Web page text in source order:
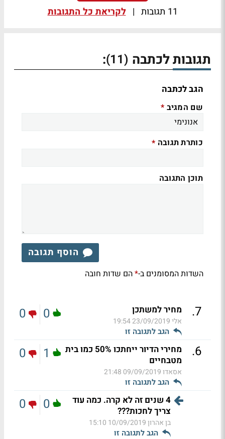
11 תגובות | לקריאת כל התגובות
תגובות לכתבה (11)
:
הגב לכתבה
שם המגיב *
כותרת תגובה *
תוכן התגובה
הוסף תגובה
השדות המסומנים ב-*הם שדות חובה
7
. מחיר למשתכן
אלי23/09/2019 19:54
הגב לתגובה זו
0
0
6
.
מחירי הדיור ייחתכו 50% כמו בית
מטבחיים
אסאדו09/09/2019 21:48
הגב לתגובה זו
1
0
4 שנים זה לא קרה. כמה עוד
צריך לחכות???
בן אהרון10/09/2019 15:10
הגב לתגובה זו
0
0